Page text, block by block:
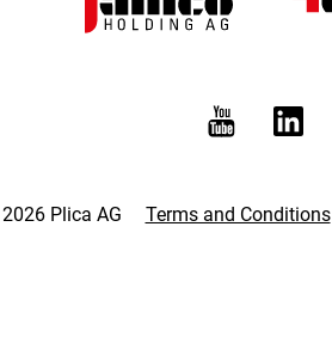
Terms and Conditions
Plica AG